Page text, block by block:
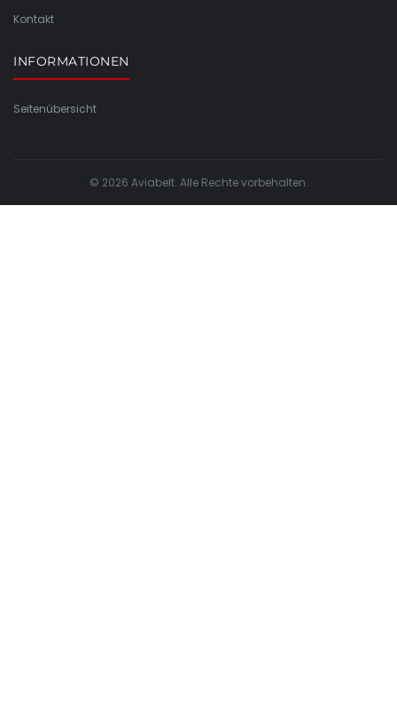
Kontakt
INFORMATIONEN
Seitenübersicht
© 2026 Aviabelt. Alle Rechte vorbehalten.